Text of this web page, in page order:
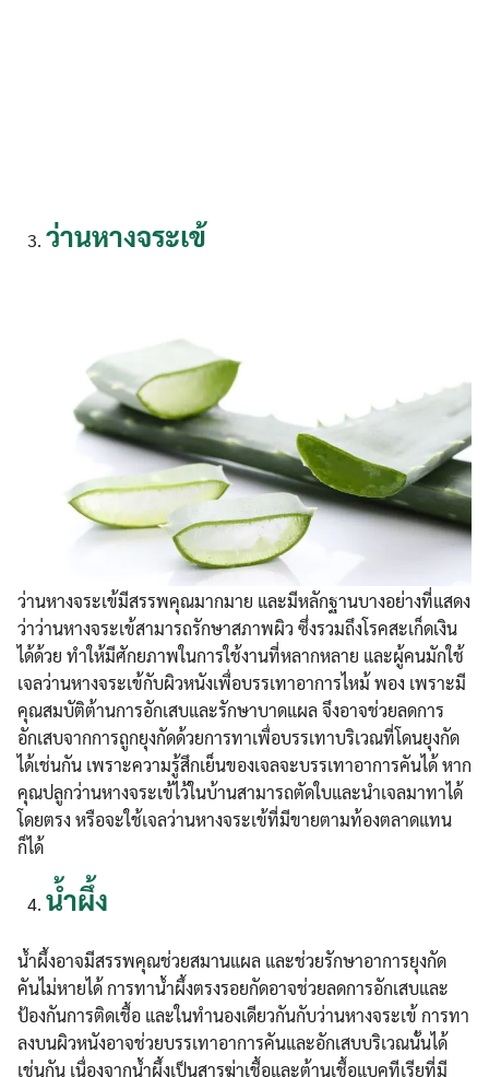
ว่านหางจระเข้
ว่านหางจระเข้มีสรรพคุณมากมาย และมีหลักฐานบางอย่างที่แสดง
ว่าว่านหางจระเข้สามารถรักษาสภาพผิว ซึ่งรวมถึงโรคสะเก็ดเงิน
ได้ด้วย ทำให้มีศักยภาพในการใช้งานที่หลากหลาย และผู้คนมักใช้
เจลว่านหางจระเข้กับผิวหนังเพื่อบรรเทาอาการไหม้ พอง เพราะมี
คุณสมบัติต้านการอักเสบและรักษาบาดแผล จึงอาจช่วยลดการ
อักเสบจากการถูกยุงกัดด้วยการทาเพื่อบรรเทาบริเวณที่โดนยุงกัด
ได้เช่นกัน เพราะความรู้สึกเย็นของเจลจะบรรเทาอาการคันได้ หาก
คุณปลูกว่านหางจระเข้ไว้ในบ้านสามารถตัดใบและนำเจลมาทาได้
โดยตรง หรือจะใช้เจลว่านหางจระเข้ที่มีขายตามท้องตลาดแทน
ก็ได้
น้ำผึ้ง
น้ำผึ้งอาจมีสรรพคุณช่วยสมานแผล และช่วยรักษาอาการยุงกัด
คันไม่หายได้ การทาน้ำผึ้งตรงรอยกัดอาจช่วยลดการอักเสบและ
ป้องกันการติดเชื้อ และในทำนองเดียวกันกับว่านหางจระเข้ การทา
ลงบนผิวหนังอาจช่วยบรรเทาอาการคันและอักเสบบริเวณนั้นได้
เช่นกัน เนื่องจากน้ำผึ้งเป็นสารฆ่าเชื้อและต้านเชื้อแบคทีเรียที่มี